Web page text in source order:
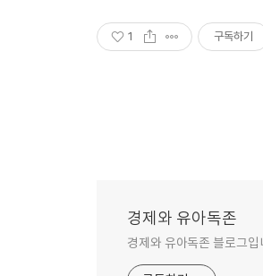
1 구독하기
경제와 유아독존
경제와 유아독존 블로그입